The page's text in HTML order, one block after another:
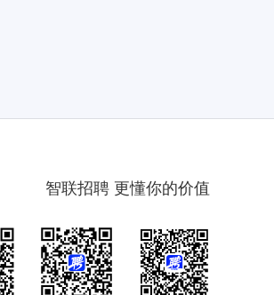
智联招聘 更懂你的价值